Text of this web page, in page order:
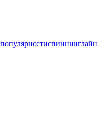
популярностиспиннинглайн